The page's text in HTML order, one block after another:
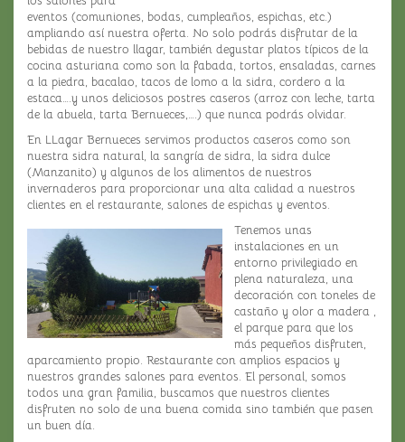
eventos (comuniones, bodas, cumpleaños, espichas, etc.)
ampliando así nuestra oferta. No solo podrás disfrutar de la
bebidas de nuestro llagar, también degustar platos típicos de la
cocina asturiana como son la fabada, tortos, ensaladas, carnes
a la piedra, bacalao, tacos de lomo a la sidra, cordero a la
estaca….y unos deliciosos postres caseros (arroz con leche, tarta
de la abuela, tarta Bernueces,….) que nunca podrás olvidar.
En LLagar Bernueces servimos productos caseros como son
nuestra sidra natural, la sangría de sidra, la sidra dulce
(Manzanito) y algunos de los alimentos de nuestros
invernaderos para proporcionar una alta calidad a nuestros
clientes en el restaurante, salones de espichas y eventos.
Tenemos unas
instalaciones en un
entorno privilegiado en
plena naturaleza, una
decoración con toneles de
castaño y olor a madera ,
el parque para que los
más pequeños disfruten,
aparcamiento propio. Restaurante con amplios espacios y
nuestros grandes salones para eventos. El personal, somos
todos una gran familia, buscamos que nuestros clientes
disfruten no solo de una buena comida sino también que pasen
un buen día.
Estas
cookies no
son
opcionales.
Son
necesarias
para que
funcione la
web.
Estadísticas
Para que
podamos
mejorar la
funcionalidad
y estructura
de la web, en
base a cómo
se usa la web.
Experiencia
Para que
nuestra web
funcione lo